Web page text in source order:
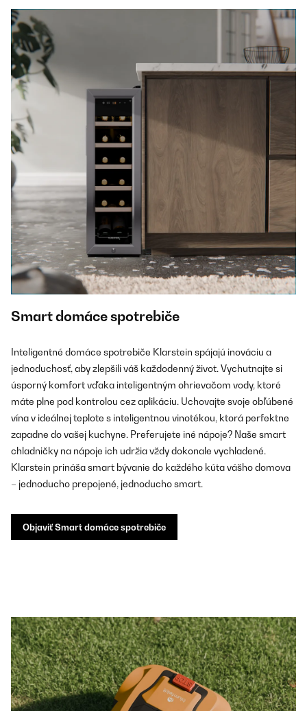
Smart domáce spotrebiče
Inteligentné domáce spotrebiče Klarstein spájajú inováciu a
jednoduchosť, aby zlepšili váš každodenný život. Vychutnajte si
úsporný komfort vďaka inteligentným ohrievačom vody, ktoré
máte plne pod kontrolou cez aplikáciu. Uchovajte svoje obľúbené
vína v ideálnej teplote s inteligentnou vinotékou, ktorá perfektne
zapadne do vašej kuchyne. Preferujete iné nápoje? Naše smart
chladničky na nápoje ich udržia vždy dokonale vychladené.
Klarstein prináša smart bývanie do každého kúta vášho domova
– jednoducho prepojené, jednoducho smart.
Objaviť Smart domáce spotrebiče